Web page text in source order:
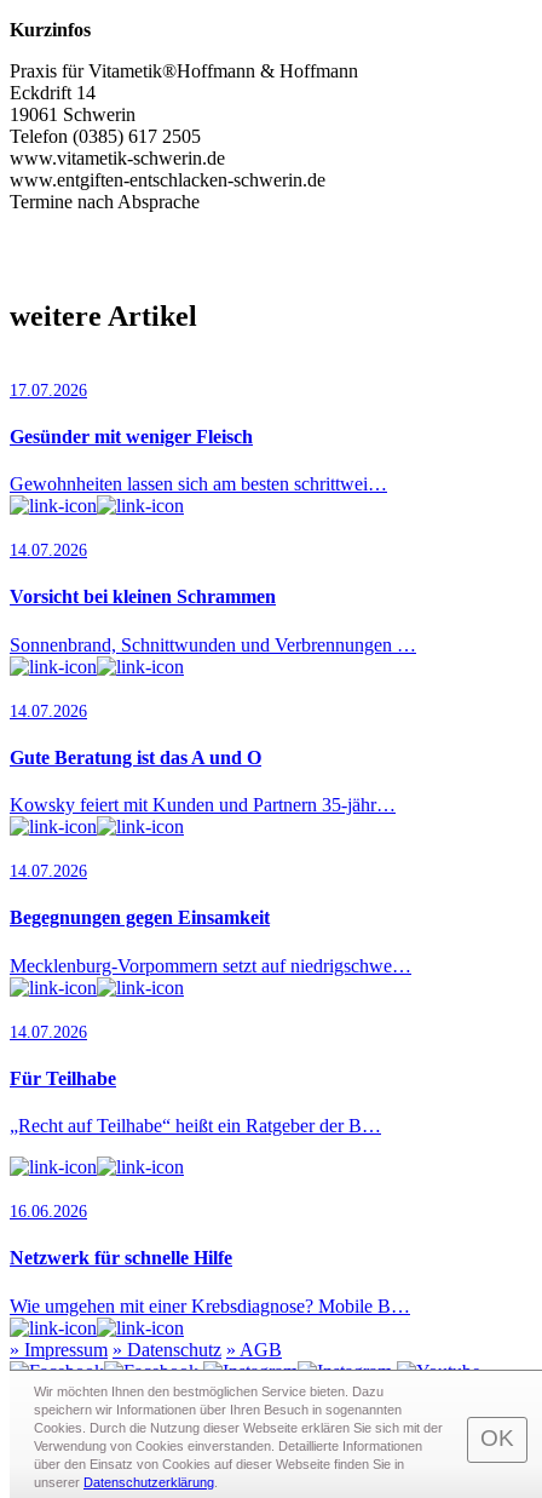
Kurzinfos
Praxis für Vitametik®Hoffmann & Hoffmann
Eckdrift 14
19061 Schwerin
Telefon (0385) 617 2505
www.vitametik-schwerin.de
www.entgiften-entschlacken-schwerin.de
Termine nach Absprache
weitere Artikel
17.07.2026
Gesünder mit weniger Fleisch
Gewohnheiten lassen sich am besten schrittwei…
14.07.2026
Vorsicht bei kleinen Schrammen
Sonnenbrand, Schnittwunden und Verbrennungen …
14.07.2026
Gute Beratung ist das A und O
Kowsky feiert mit Kunden und Partnern 35-jähr…
14.07.2026
Begegnungen gegen Einsamkeit
Mecklenburg-Vorpommern setzt auf niedrigschwe…
14.07.2026
Für Teilhabe
„Recht auf Teilhabe“ heißt ein Ratgeber der B…
16.06.2026
Netzwerk für schnelle Hilfe
Wie umgehen mit einer Krebsdiagnose? Mobile B…
» Impressum » Datenschutz » AGB
Redaktion · Graf-Schack-Alle 8 · 19053 Schwerin
Telefon:0385 - 63 83 281· Fax: 0385 - 63 83 279 · Mail:
redaktion@schwerin.live
Wir möchten Ihnen den bestmöglichen Service bieten. Dazu
speichern wir Informationen über Ihren Besuch in sogenann­ten
Cookies. Durch die Nutzung dieser Webseite erklären Sie sich mit der
Verwendung von Cookies einverstanden. Detaillierte Informationen
über den Einsatz von Cookies auf dieser Webseite finden Sie in
unserer Datenschutzerklärung
OK